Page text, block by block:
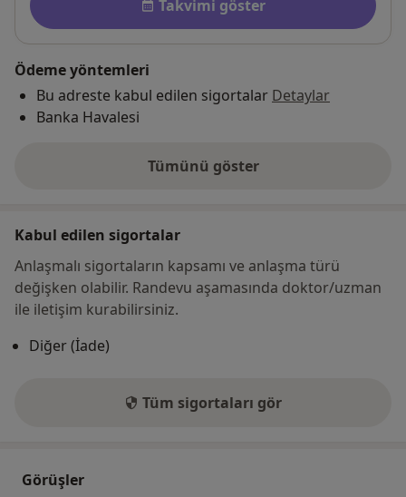
Takvimi göster
Ödeme yöntemleri
Bu adreste kabul edilen sigortalar Detaylar
Banka Havalesi
Tümünü göster
adres hakkında
Kabul edilen sigortalar
Anlaşmalı sigortaların kapsamı ve anlaşma türü
değişken olabilir. Randevu aşamasında doktor/uzman
ile iletişim kurabilirsiniz.
Diğer (İade)
Tüm sigortaları gör
Görüşler